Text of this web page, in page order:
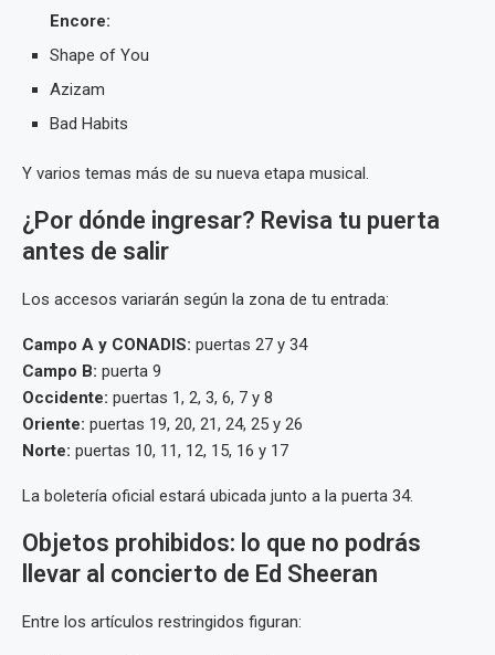
Encore:
Shape of You
Azizam
Bad Habits
Y varios temas más de su nueva etapa musical.
¿Por dónde ingresar? Revisa tu puerta
antes de salir
Los accesos variarán según la zona de tu entrada:
Campo A y CONADIS: puertas 27 y 34
Campo B: puerta 9
Occidente: puertas 1, 2, 3, 6, 7 y 8
Oriente: puertas 19, 20, 21, 24, 25 y 26
Norte: puertas 10, 11, 12, 15, 16 y 17
La boletería oficial estará ubicada junto a la puerta 34.
Objetos prohibidos: lo que no podrás
llevar al concierto de Ed Sheeran
Entre los artículos restringidos figuran: